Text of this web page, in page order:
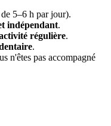
5–6 h par jour).
indépendant.
régulière.
.
n'êtes pas accompagné